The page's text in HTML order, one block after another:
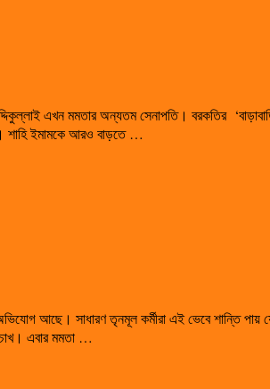
এখন মমতার অন্যতম সেনাপতি। বরকতির
শাহি ইমামকে আরও বাড়তে …
আছে। সাধারণ তৃনমূল কর্মীরা এই ভেবে শান্তি
এবার মমতা …